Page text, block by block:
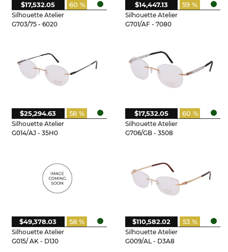
Silhouette Atelier
G703/75 - 6020
60 %
$17,532.05
Silhouette Atelier
G701/AF - 7080
59 %
$14,447.13
Silhouette Atelier
G014/AJ - 35H0
58 %
$25,294.63
Silhouette Atelier
G706/GB - 3508
60 %
$17,532.05
Silhouette Atelier
G015/ AK - D1J0
58 %
$49,378.03
Silhouette Atelier
G009/AL - D3A8
53 %
$110,582.02